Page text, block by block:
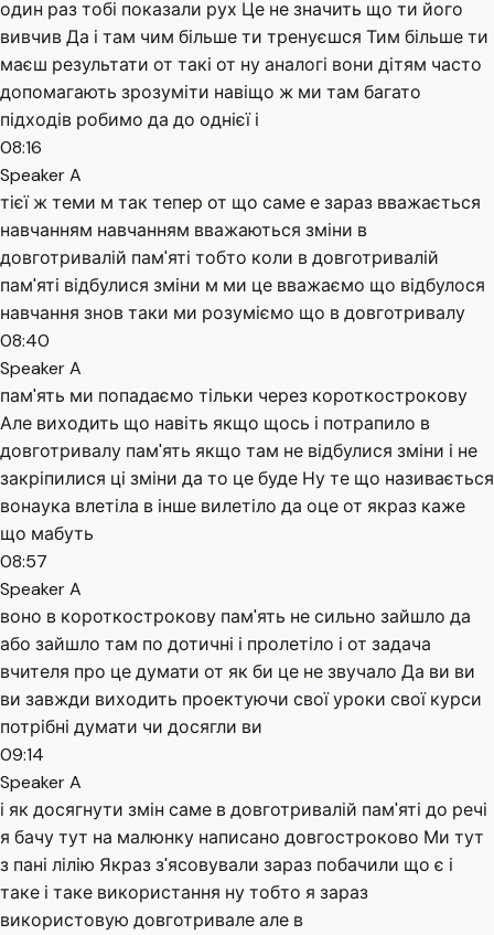
один раз тобі показали рух Це не значить що ти його
вивчив Да і там чим більше ти тренуєшся Тим більше ти
маєш результати от такі от ну аналогі вони дітям часто
допомагають зрозуміти навіщо ж ми там багато
підходів робимо да до однієї і
08:16
Speaker A
тієї ж теми м так тепер от що саме е зараз вважається
навчанням навчанням вважаються зміни в
довготривалій пам'яті тобто коли в довготривалій
пам'яті відбулися зміни м ми це вважаємо що відбулося
навчання знов таки ми розуміємо що в довготривалу
08:40
Speaker A
пам'ять ми попадаємо тільки через короткострокову
Але виходить що навіть якщо щось і потрапило в
довготривалу пам'ять якщо там не відбулися зміни і не
закріпилися ці зміни да то це буде Ну те що називається
вонаука влетіла в інше вилетіло да оце от якраз каже
що мабуть
08:57
Speaker A
воно в короткострокову пам'ять не сильно зайшло да
або зайшло там по дотичні і пролетіло і от задача
вчителя про це думати от як би це не звучало Да ви ви
ви завжди виходить проектуючи свої уроки свої курси
потрібні думати чи досягли ви
09:14
Speaker A
і як досягнути змін саме в довготривалій пам'яті до речі
я бачу тут на малюнку написано довгостроково Ми тут
з пані лілію Якраз з'ясовували зараз побачили що є і
таке і таке використання ну тобто я зараз
використовую довготривале але в